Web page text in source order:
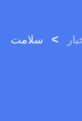
>
سلامت